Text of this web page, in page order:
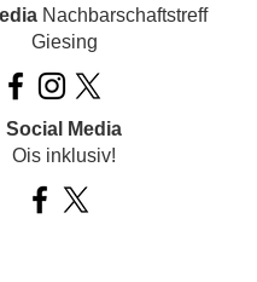
Nachbarschaftstreff
Giesing
Social Media
Ois inklusiv!